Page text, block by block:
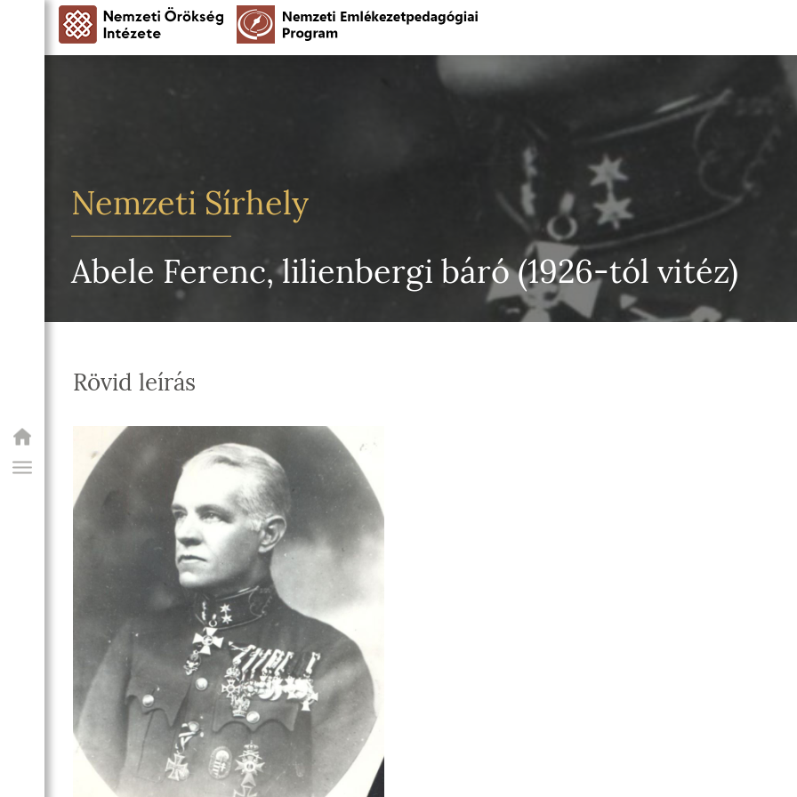
Nemzeti Sírhely
Abele Ferenc, lilienbergi báró (1926-tól vitéz)
Rövid leírás